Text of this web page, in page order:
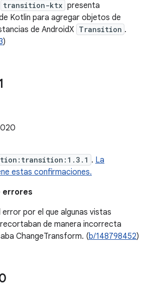
transition-ktx presenta
Kotlin para agregar objetos de
de AndroidX Transition .
)
. La
estas confirmaciones.
errores
por el que algunas vistas
de manera incorrecta
ChangeTransform. (b/148798452)